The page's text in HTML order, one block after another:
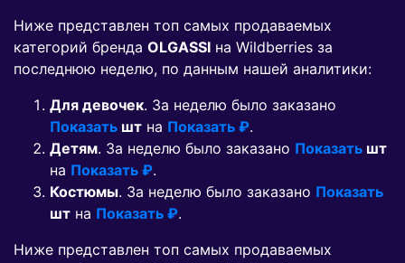
Ниже представлен топ самых продаваемых
категорий бренда OLGASSI на Wildberries за
последнюю неделю, по данным нашей аналитики:
Для девочек. За неделю было заказано
Показать шт на Показать ₽.
Детям. За неделю было заказано Показать шт
на Показать ₽.
Костюмы. За неделю было заказано Показать
шт на Показать ₽.
Ниже представлен топ самых продаваемых